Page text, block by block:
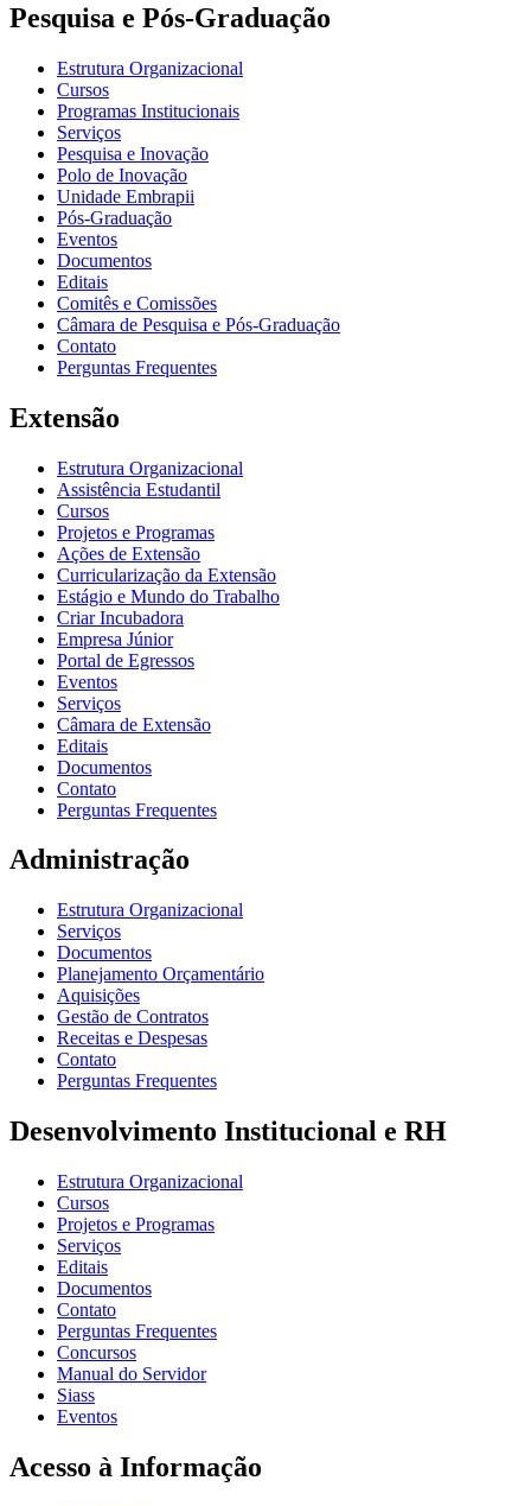
Pesquisa e Pós-Graduação
Estrutura Organizacional
Cursos
Programas Institucionais
Serviços
Pesquisa e Inovação
Polo de Inovação
Unidade Embrapii
Pós-Graduação
Eventos
Documentos
Editais
Comitês e Comissões
Câmara de Pesquisa e Pós-Graduação
Contato
Perguntas Frequentes
Extensão
Estrutura Organizacional
Assistência Estudantil
Cursos
Projetos e Programas
Ações de Extensão
Curricularização da Extensão
Estágio e Mundo do Trabalho
Criar Incubadora
Empresa Júnior
Portal de Egressos
Eventos
Serviços
Câmara de Extensão
Editais
Documentos
Contato
Perguntas Frequentes
Administração
Estrutura Organizacional
Serviços
Documentos
Planejamento Orçamentário
Aquisições
Gestão de Contratos
Receitas e Despesas
Contato
Perguntas Frequentes
Desenvolvimento Institucional e RH
Estrutura Organizacional
Cursos
Projetos e Programas
Serviços
Editais
Documentos
Contato
Perguntas Frequentes
Concursos
Manual do Servidor
Siass
Eventos
Acesso à Informação